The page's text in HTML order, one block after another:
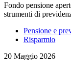
Fondo pensione
strumenti di
Pensione e
Risparmio
20 Maggio 2026